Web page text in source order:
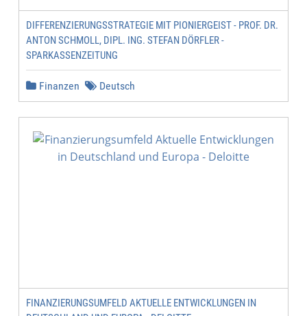
DIFFERENZIERUNGSSTRATEGIE MIT PIONIERGEIST - PROF. DR.
ANTON SCHMOLL, DIPL. ING. STEFAN DÖRFLER -
SPARKASSENZEITUNG
Finanzen Deutsch
FINANZIERUNGSUMFELD AKTUELLE ENTWICKLUNGEN IN